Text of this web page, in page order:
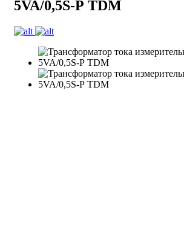
5VA/0,5S-Р TDM